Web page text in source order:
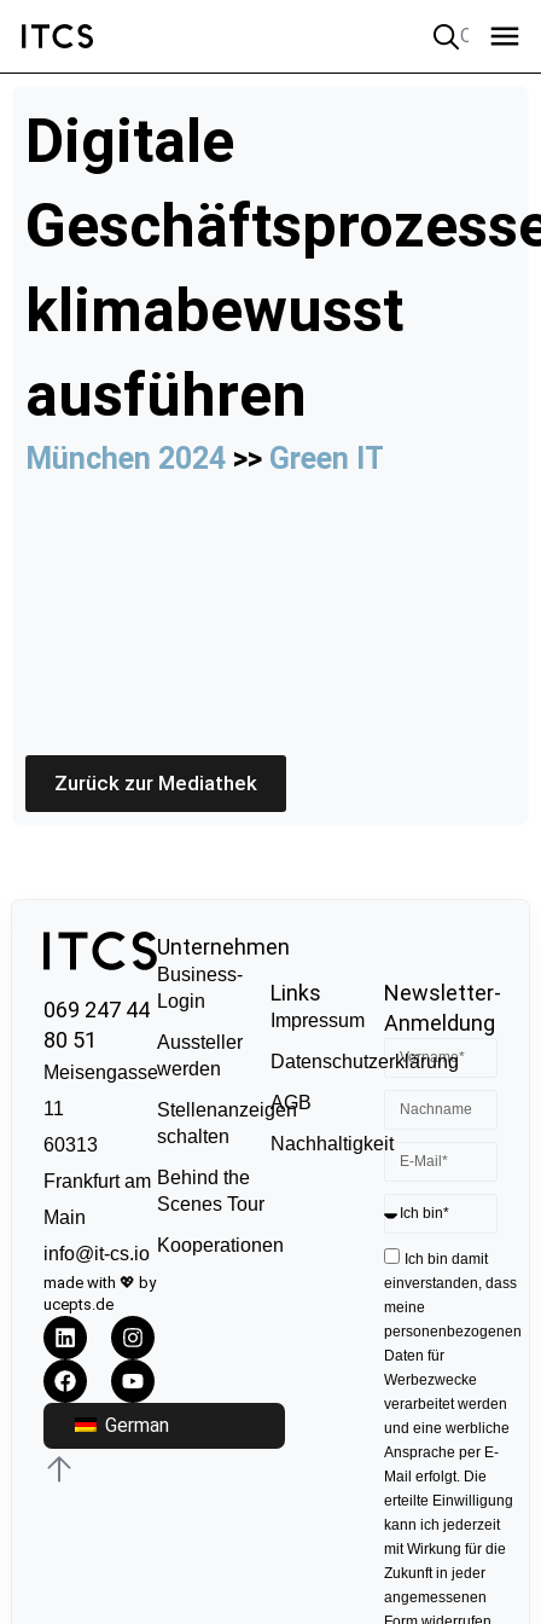
Digitale
klimabewusst
ausführen
München 2024 >> Green IT
Zurück zur Mediathek
069 247 44
80 51
Meisengasse
11
60313
Frankfurt am
Main
info@it-cs.io
made with 💖 by
ucepts.de
German
Unternehmen
Business-
Login
Aussteller
werden
Stellenanzeigen
schalten
Behind the
Scenes Tour
Kooperationen
Links
Impressum
Datenschutzerklärung
AGB
Nachhaltigkeit
Newsletter-
Anmeldung
Ich bin damit
einverstanden, dass
meine
personenbezogenen
Daten für
Werbezwecke
verarbeitet werden
und eine werbliche
Ansprache per E-
Mail erfolgt. Die
erteilte Einwilligung
kann ich jederzeit
mit Wirkung für die
Zukunft in jeder
angemessenen